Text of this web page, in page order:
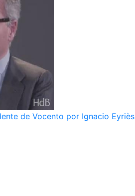
de Vocento por Ignacio Eyriès